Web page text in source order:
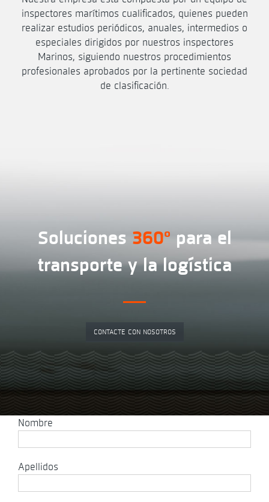
inspectores marítimos cualificados, quienes pueden
realizar estudios periódicos, anuales, intermedios o
especiales dirigidos por nuestros inspectores
Marinos, siguiendo nuestros procedimientos
profesionales aprobados por la pertinente sociedad
de clasificación.
Soluciones 360º para el
transporte y la logística
CONTACTE CON NOSOTROS
Nombre
Apellidos